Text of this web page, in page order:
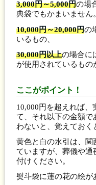
3,000円～5,000円の場
典袋でもかまいません
10,000円～20,000円の
いるもの、
30,000円以上の場合に
が使用されているもの
ここがポイント！
10,000円を超えれば、
て、それ以下の金額で
わないと、覚えておく
黄色と白の水引は、
ていますが、葬儀や通
付けください。
熨斗袋に蓮の花の絵が